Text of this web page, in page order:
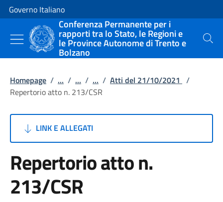
Vai al contenuto
Vai alla navigazione del sito
Governo Italiano
Conferenza Permanente per i
rapporti tra lo Stato, le Regioni e
le Province Autonome di Trento e
Bolzano
Cerca
Homepage / ... / ... / ... / Atti del 21/10/2021 /
Repertorio atto n. 213/CSR
LINK E ALLEGATI
Repertorio atto n.
213/CSR